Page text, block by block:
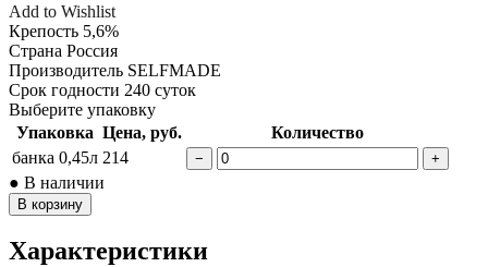
Add to Wishlist
Крепость 5,6%
Страна Россия
Производитель SELFMADE
Срок годности 240 суток
Выберите упаковку
Упаковка Цена, руб.
Количество
банка 0,45л 214 − +
● В наличии
В корзину
Характеристики